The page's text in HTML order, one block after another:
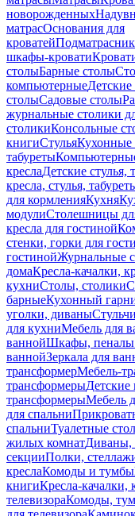
новорожденных
матрасОснования для
кроватей
шкафы-кровати
столыБарные столы
компьютерные
столыСадовые столы
журнальные столики
столикиКонсольные
книгиСтульяКухонные
табуреты
креслаДетские стулья,
кресла, стулья,
для кормленияКухня
модулиСтолешницы
кресла для гостиной
стенки, горки для
гостинойЖурнальные
домаКресла-качалки,
кухниСтолы, столики
барныеКухонный
уголки, диваны
для кухниМебель для
ваннойШкафы, пеналы
ваннойЗеркала для
трансформерМебель-
трансформерыДетские
трансформерыМебель
для спальни
спальниТуалетные
жилых комнатДиваны,
секцииПолки,
креслаКомоды и тумбы
книгиКресла-качалки,
телевизораКомоды,